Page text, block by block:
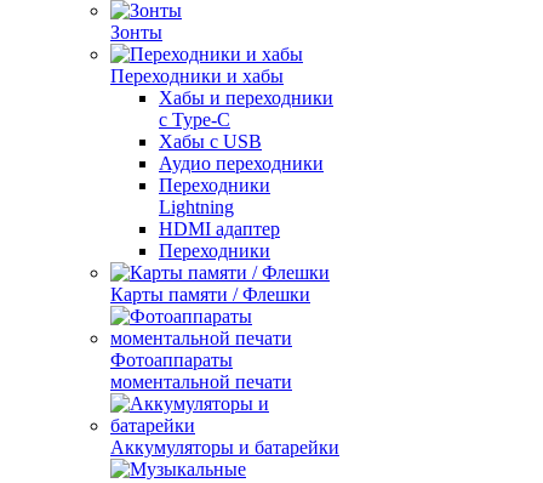
Зонты
Переходники и хабы
Хабы и переходники
с Type-C
Хабы с USB
Аудио переходники
Переходники
Lightning
HDMI адаптер
Переходники
Карты памяти / Флешки
Фотоаппараты
моментальной печати
Аккумуляторы и батарейки